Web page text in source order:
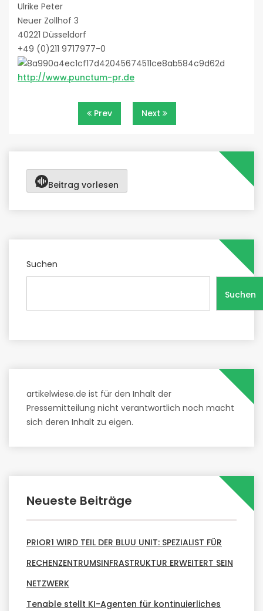
Ulrike Peter
Neuer Zollhof 3
40221 Düsseldorf
+49 (0)211 9717977-0
http://www.punctum-pr.de
Beitragsnavigation
Prev Next
Beitrag vorlesen
Suchen
Suchen
artikelwiese.de ist für den Inhalt der
Pressemitteilung nicht verantwortlich noch macht
sich deren Inhalt zu eigen.
Neueste Beiträge
PRIOR1 WIRD TEIL DER BLUU UNIT: SPEZIALIST FÜR
RECHENZENTRUMSINFRASTRUKTUR ERWEITERT SEIN
NETZWERK
Tenable stellt KI-Agenten für kontinuierliches